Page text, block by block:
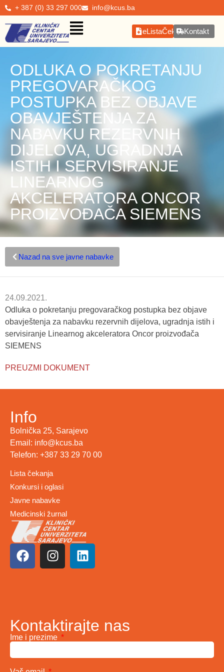
+ 387 (0) 33 297 000 info@kcus.ba
eListaČekanjaKontakt
ODLUKA O POKRETANJU
PREGOVARAČKOG
POSTUPKA BEZ OBJAVE
OBAVJEŠTENJA ZA
NABAVKU REZERVNIH
DIJELOVA, UGRADNJA
ISTIH I SERVISIRANJE
LINEARNOG
AKCELERATORA ONCOR
PROIZVOĐAČA SIEMENS
Nazad na sve javne nabavke
24.09.2021.
Odluka o pokretanju pregovaračkog postupka bez objave
obavještenja za nabavku rezervnih dijelova, ugradnja istih i
servisiranje Linearnog akceleratora Oncor proizvođača
SIEMENS
PREUZMI DOKUMENT
Info
Bolnička 25, Sarajevo
Email: info@kcus.ba
Telefon: +387 33 29 70 00
Lista čekanja
Konkursi i oglasi
Javne nabavke
Medicinski žurnal
Kontaktirajte nas
Ime i prezime